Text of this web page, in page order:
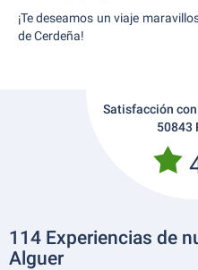
¡Te deseamos un viaje
de Cerdeña!
Satisfacción
50843
114 Experiencias de
Alguer